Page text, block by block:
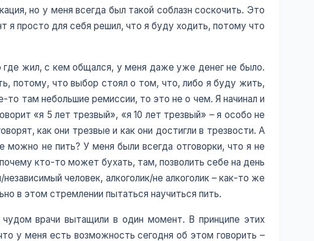
но у меня всегда был такой соблазн соскочить. Это
просто для себя решил, что я буду ходить, потому что
где жил, с кем общался, у меня даже уже денег не было.
потому, что выбор стоял о том, что, либо я буду жить,
то там небольшие ремиссии, то это не о чем. Я начинал и
«я 5 лет трезвый», «я 10 лет трезвый» – я особо не
как они трезвые и как они достигли в трезвости. А
не пить? У меня были всегда отговорки, что я не
кто-то может бухать, там, позволить себе на день
человек, алкоголик/не алкоголик – как-то же
в этом стремлении пытаться научиться пить.
врачи вытащили в один момент. В принципе этих
у меня есть возможность сегодня об этом говорить –